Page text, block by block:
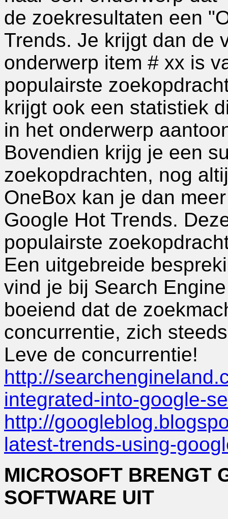
de zoekresultaten een
Trends. Je krijgt dan de
onderwerp item # xx is
populairste
krijgt ook een statistiek
in het onderwerp
Bovendien krijg je een
zoekopdrachten, nog
OneBox kan je dan
Google Hot Trends.
populairste
Een uitgebreide
vind je bij Search
boeiend dat de
concurrentie, zich
Leve de concurrentie!
http://
integrated-into-google-
http://
latest-trends-using-
MICROSOFT BRENGT
SOFTWARE UIT